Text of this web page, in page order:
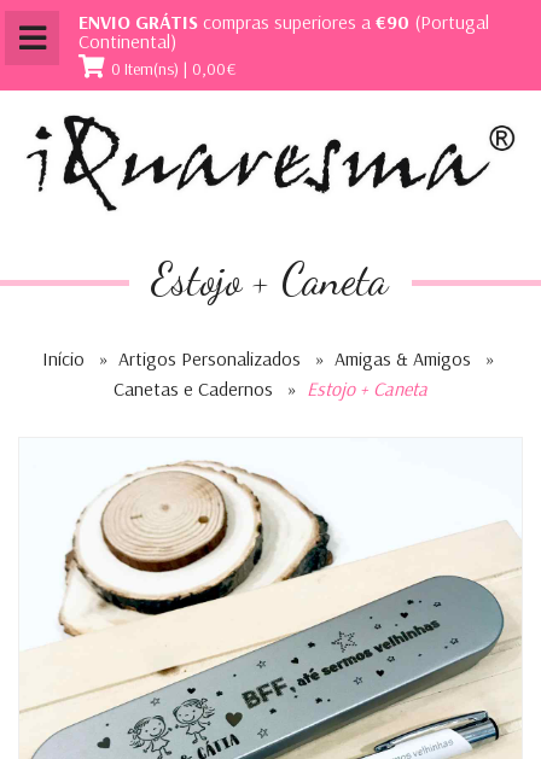
ENVIO GRÁTIS compras superiores a €90 (Portugal
Continental)
0 Item(ns) | 0,00€
Estojo + Caneta
Início » Artigos Personalizados » Amigas & Amigos
»
Canetas e Cadernos
» Estojo + Caneta